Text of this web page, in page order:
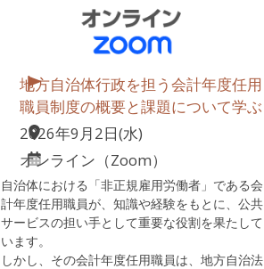
地方自治体行政を担う会計年度任用
職員制度の概要と課題について学ぶ
2026年9月2日(水)
オンライン（Zoom）
自治体における「非正規雇用労働者」である会
計年度任用職員が、知識や経験をもとに、公共
サービスの担い手として重要な役割を果たして
います。
しかし、その会計年度任用職員は、地方自治法